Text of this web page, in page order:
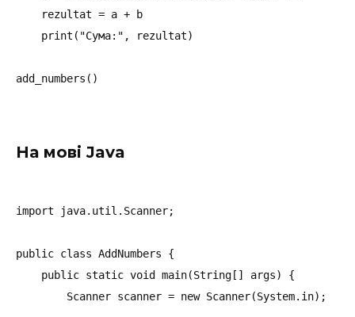
    rezultat = a + b
    print("Сума:", rezultat)
На мові Java
import java.util.Scanner;
public class AddNumbers {
    public static void main(String[] args) {
        Scanner scanner = new Scanner(System.in);